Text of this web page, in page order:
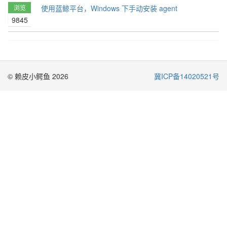
浏览
9845
使用蓝鲸平台，Windows 下手动安装 agent
© 赖皮小鳄鱼 2026 冀ICP备14020521号